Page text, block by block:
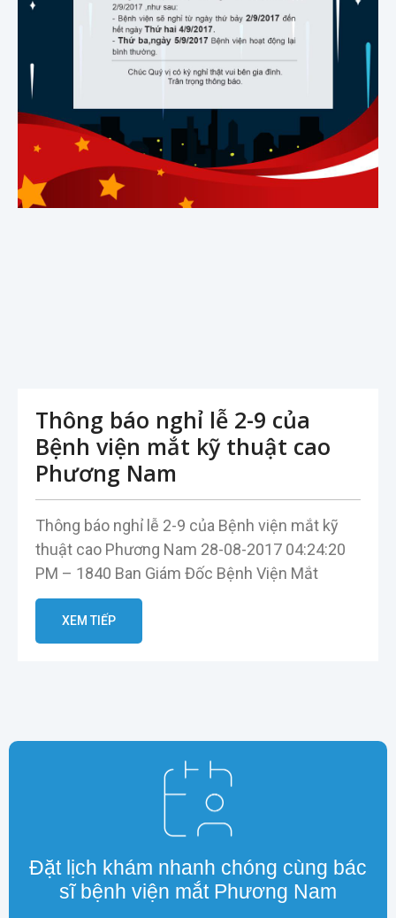
Thông báo nghỉ lễ 2-9 của
Bệnh viện mắt kỹ thuật cao
Phương Nam
Thông báo nghỉ lễ 2-9 của Bệnh viện mắt kỹ
thuật cao Phương Nam 28-08-2017 04:24:20
PM – 1840 Ban Giám Đốc Bệnh Viện Mắt
XEM TIẾP
Đặt lịch khám nhanh chóng cùng bác
sĩ bệnh viện mắt Phương Nam